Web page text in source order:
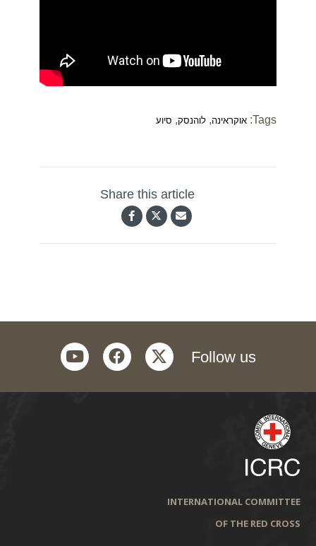
Tags: אוקראינה, לוהנסק, סיוע
Share this article
Follow us
twitter
facebook
youtube
INTERNATIONAL COMMITTEE
OF THE RED CROSS